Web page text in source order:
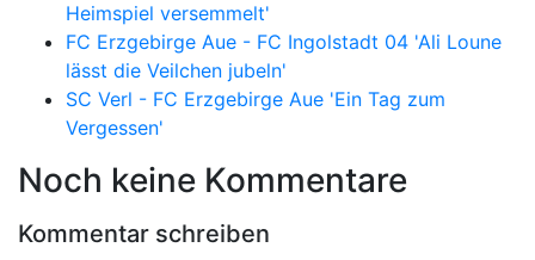
Heimspiel versemmelt'
FC Erzgebirge Aue - FC Ingolstadt 04 'Ali Loune
lässt die Veilchen jubeln'
SC Verl - FC Erzgebirge Aue 'Ein Tag zum
Vergessen'
Noch keine Kommentare
Kommentar schreiben